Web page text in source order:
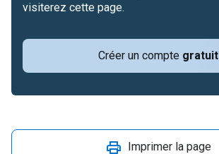
Créer un compte gratuit
visiterez cette page.
Imprimer la page